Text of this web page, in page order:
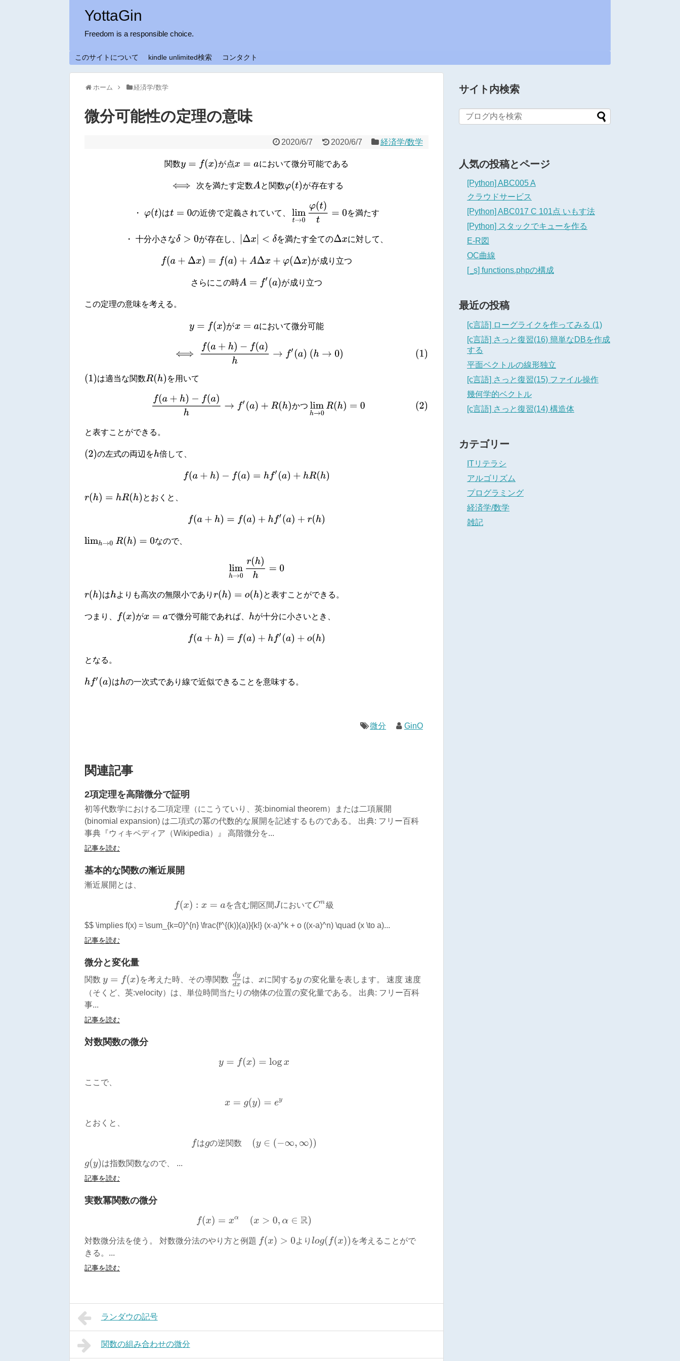
YottaGin
Freedom is a responsible choice.
このサイトについて kindle unlimited検索 コンタクト
ホーム 経済学/数学
微分可能性の定理の意味
2020/6/7 2020/6/7 経済学/数学
関数 が点 において微分可能である
関 数y =f(x) が点x= aに おいて微分可能である
次を満たす定数 と 関数 が存在する
⟺ 次を満たす定数Aと関数φ(t)が存在する
・ は の近傍で定義さ れていて 、 を満たす
0φ(t)t=
・ 十分小さ な が存在 し、 を満たす全ての に対して、
・ 十分小さ なδ>0が存在 し 、|Δx| δを満たす全てのΔxに対して、
が成り 立つ
f(a+ Δx =f(a)+ AΔx+φ(Δ x)が成り立つ
さ らに こ の時 が成り 立つ
さら にこの時 A= ′(a)が成り立 つ
この定理の意味を考える。
が において微分可能
y =f(x)がx=aに おいて微分可能
(1)⟺f a+ h)− (a)h→ h
( 1 は適当な関数 R(h) を用いて
かつ
(2)f( a+ h)−f(a a
と表すことができる。
(2) の左式の両辺をh倍して、
f( a+h )−f(a) =hf (a )+ hR( h)
r(h)=h R( h) とおくと、
f( a+h )=f(a) +hf (a )+r(h)
limh→0R(h)=0 なので、
→0r(h
r(h) はhよりも高次の無限小であり r(h)=o (h) と表すことができる。
つまり、 f(x) がx= a で微分可能であれば、 hが十分に小さいとき、
f(a +h =f(a)+hf (a )+ o(h)
となる。
hf ′(a ) はhの一次式であり線で近似できることを意味する。
微分 GinO
関連記事
2項定理を高階微分で証明
初等代数学における二項定理（にこうていり、英:binomial theorem）または二項展開
(binomial expansion) は二項式の冪の代数的な展開を記述するものである。 出典: フリー百科
事典『ウィキペディア（Wikipedia）』 高階微分を...
記事を読む
基本的な関数の漸近展開
漸近展開とは、
を含む開 区間 において 級
f( x) :x=aを含む開 区間JにおいてCn級
$$ \implies f(x) = \sum_{k=0}^{n} \frac{f^{(k)}(a)}{k!} (x-a)^k + o ((x-a)^n) \quad (x \to a)...
記事を読む
微分と変化量
関数 y=f(x を考えた時、その導関数 dydx
は、 x に関するyの変化量を表します。 速度 速度
（そくど、英:velocity）は、単位時間当たりの物体の位置の変化量である。 出典: フリー百科
事...
記事を読む
対数関数の微分
=f(x)= logx
ここで、
x=g(y)= ey
とおくと、
は の逆関数
fはgの逆 数(y∈ (−∞,∞))
g(y) は指数関数なので、 ...
記事を読む
実数冪関数の微分
f( x)= x >0 ,α ∈R )
対数微分法を使う。 対数微分法のやり方と例題 (x)>0 よりlog(f (x))
を考えることがで
きる。...
記事を読む
ランダウの記号
関数の組み合わせの微分
サイト内検索
人気の投稿とページ
[Python] ABC005 A
クラウドサービス
[Python] ABC017 C 101点 いもす法
[Python] スタックでキューを作る
E-R図
OC曲線
[_s] functions.phpの構成
最近の投稿
[c言語] ローグライクを作ってみる (1)
[c言語] さっと復習(16) 簡単なDBを作成
する
平面ベクトルの線形独立
[c言語] さっと復習(15) ファイル操作
幾何学的ベクトル
[c言語] さっと復習(14) 構造体
カテゴリー
ITリテラシ
アルゴリズム
プログラミング
経済学/数学
雑記